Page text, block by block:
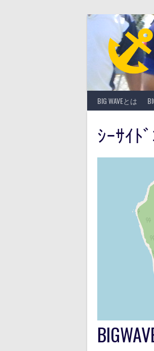
BIG WAVEとは
ｼｰｻｲﾄ